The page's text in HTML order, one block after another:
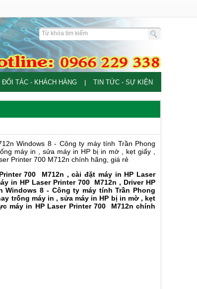
ĐỐI TÁC - KHÁCH HÀNG TIN TỨC - SỰ KIỆN
Windows 8 - Công ty máy tính Trần Phong
máy in , sửa máy in HP bị in mờ , kẹt giấy ,
Printer 700 M712n chính hãng, giá rẻ
700
M712n , cài đặt máy in HP Laser
in HP Laser Printer 700
M712n , Driver HP
Windows 8 - Công ty máy tính Trần Phong
trống máy in , sửa máy in HP bị in mờ , kẹt
máy in HP Laser Printer 700
M712n chính